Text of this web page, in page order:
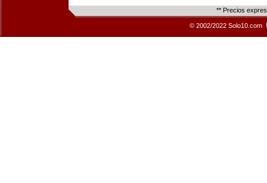
** Precios
© 2002/2022 Solo10.com